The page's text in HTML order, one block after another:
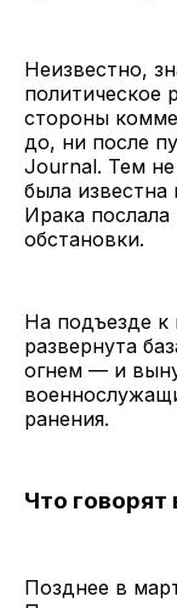
Неизвестно,
политическое
стороны
до, ни после
Journal. Тем
была
Ирака
обстановки.
На подъезде к
развернута
огнем — и
ранения.
Что говорят
Позднее в